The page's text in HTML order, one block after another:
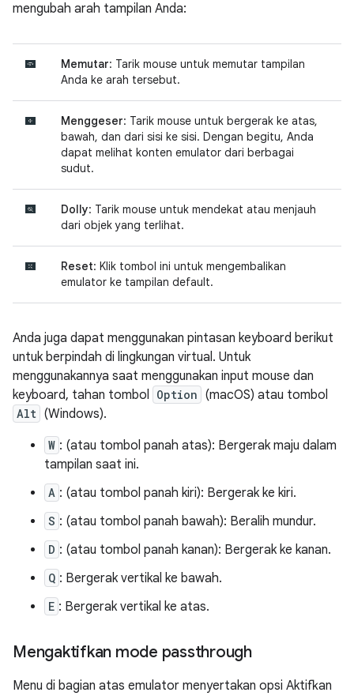
mengubah arah tampilan Anda:
Memutar: Tarik mouse untuk memutar tampilan
Anda ke arah tersebut.
Menggeser: Tarik mouse untuk bergerak ke atas,
bawah, dan dari sisi ke sisi. Dengan begitu, Anda
dapat melihat konten emulator dari berbagai
sudut.
Dolly: Tarik mouse untuk mendekat atau menjauh
dari objek yang terlihat.
Reset: Klik tombol ini untuk mengembalikan
emulator ke tampilan default.
Anda juga dapat menggunakan pintasan keyboard berikut
untuk berpindah di lingkungan virtual. Untuk
menggunakannya saat menggunakan input mouse dan
keyboard, tahan tombol Option (macOS) atau tombol
Alt (Windows).
W : (atau tombol panah atas): Bergerak maju dalam
tampilan saat ini.
A : (atau tombol panah kiri): Bergerak ke kiri.
S : (atau tombol panah bawah): Beralih mundur.
D : (atau tombol panah kanan): Bergerak ke kanan.
Q : Bergerak vertikal ke bawah.
E : Bergerak vertikal ke atas.
Mengaktifkan mode passthrough
Menu di bagian atas emulator menyertakan opsi Aktifkan